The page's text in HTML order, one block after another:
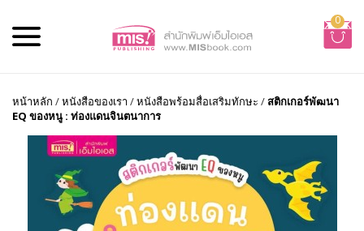
0
หน้าหลัก /หนังสือของเรา /หนังสือพร้อมสื่อเสริมทักษะ /สติกเกอร์พัฒนา
EQ ของหนู : ท่องแดนจินตนาการ